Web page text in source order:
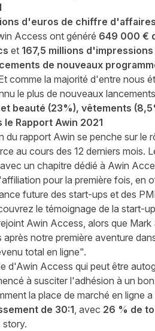
d'euros de chiffre d'affaires
Access ont généré 649 000 €
et 167,5 millions d'impressions
de nouveaux
comme la majorité d'entre nous
le plus de nouveaux
beauté (23%), vêtements
Rapport Awin 2021
du rapport Awin se penche sur le
au cours des 12 derniers mois.
un chapitre dédié à Awin
pour la première fois, en
future des start-ups et des
le témoignage de la start-
Awin Access, alors que
notre première aventure
total en ligne".
d'Awin Access qui peut être
à susciter l'adhésion à un
la place de marché en ligne
de 30:1, avec 26 % de
story.